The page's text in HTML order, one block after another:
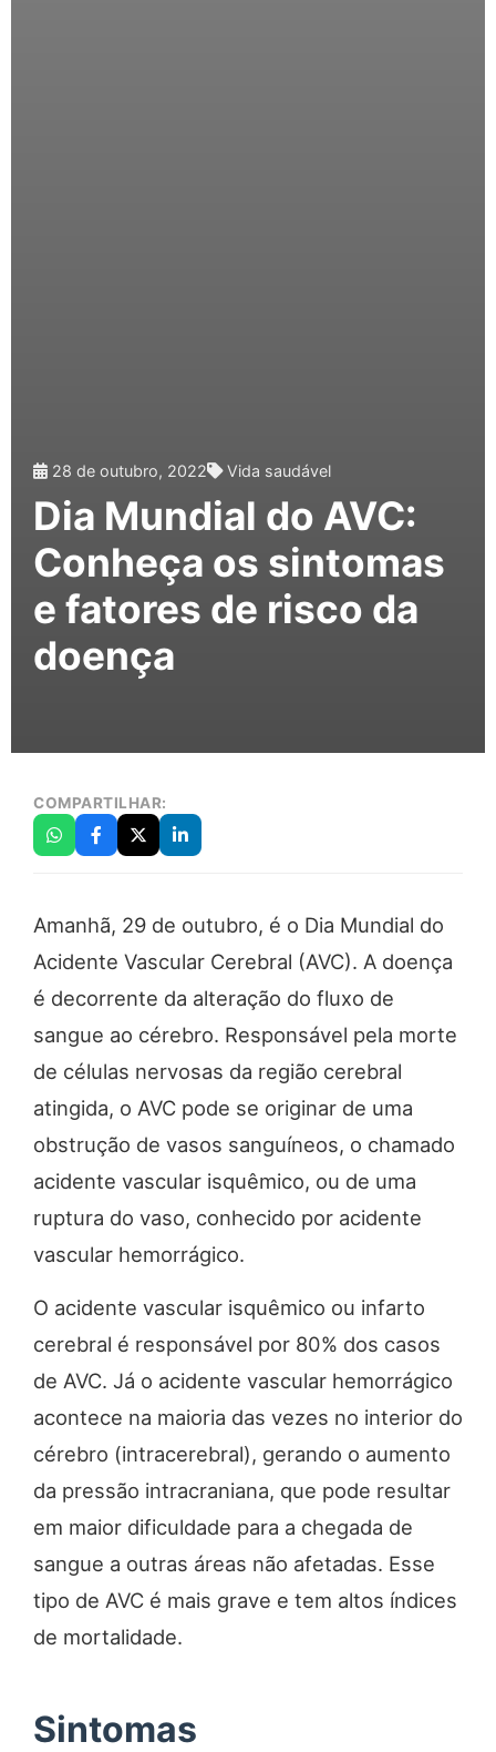
28 de outubro, 2022 Vida saudável
Dia Mundial do AVC:
Conheça os sintomas
e fatores de risco da
doença
COMPARTILHAR:
Amanhã, 29 de outubro, é o Dia Mundial do
Acidente Vascular Cerebral (AVC). A doença
é decorrente da alteração do fluxo de
sangue ao cérebro. Responsável pela morte
de células nervosas da região cerebral
atingida, o AVC pode se originar de uma
obstrução de vasos sanguíneos, o chamado
acidente vascular isquêmico, ou de uma
ruptura do vaso, conhecido por acidente
vascular hemorrágico.
O acidente vascular isquêmico ou infarto
cerebral é responsável por 80% dos casos
de AVC. Já o acidente vascular hemorrágico
acontece na maioria das vezes no interior do
cérebro (intracerebral), gerando o aumento
da pressão intracraniana, que pode resultar
em maior dificuldade para a chegada de
sangue a outras áreas não afetadas. Esse
tipo de AVC é mais grave e tem altos índices
de mortalidade.
Sintomas